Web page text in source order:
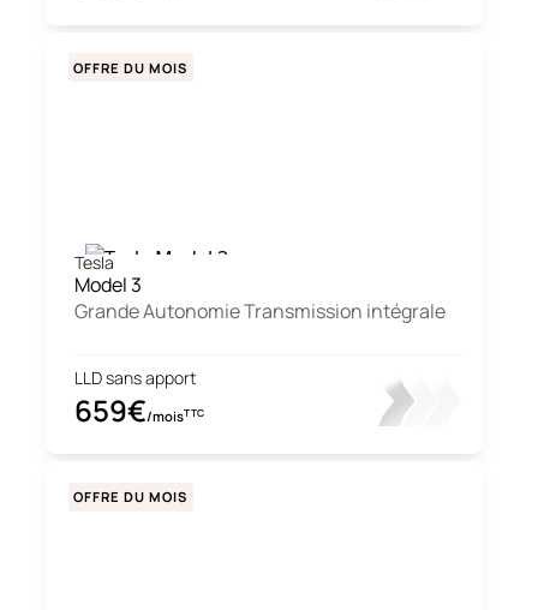
Tesla
Model 3
Grande Autonomie Transmission intégrale
LLD sans apport
659€/moisTTC
OFFRE DU MOIS
OFFRE DU MOIS